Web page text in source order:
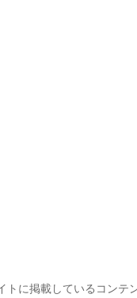
トに掲載しているコンテ